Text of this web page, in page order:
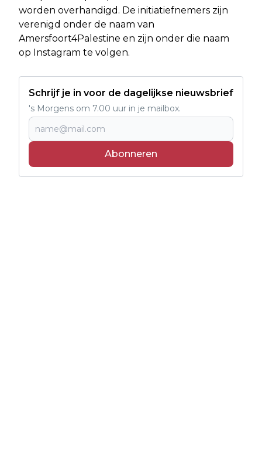
worden overhandigd. De initiatiefnemers zijn
verenigd onder de naam van
Amersfoort4Palestine en zijn onder die naam
op Instagram te volgen.
Schrijf je in voor de dagelijkse nieuwsbrief
's Morgens om 7.00 uur in je mailbox.
Abonneren